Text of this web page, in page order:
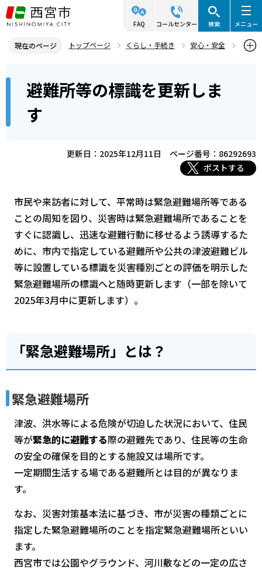
こ
の
ジ
頭
FAQ コールセンター 検索 メニュー
現在のページ トップページ くらし・手続き
安心・安全
緊急避難場所・避難所について
避難所等の標識を更新します
避難所等の標識を更新しま
す
更新日：2025年12月11日
ページ番号：86292693
ポストする
市民や来訪者に対して、平常時は緊急避難場所等である
ことの周知を図り、災害時は緊急避難場所であることを
すぐに認識し、迅速な避難行動に移せるよう誘導するた
めに、市内で指定している避難所や公共の津波避難ビル
等に設置している標識を災害種別ごとの評価を明示した
緊急避難場所の標識へと随時更新します（一部を除いて
2025年3月中に更新します）。
「緊急避難場所」とは？
緊急避難場所
津波、洪水等による危険が切迫した状況において、住民
等が緊急的に避難する際の避難先であり、住民等の生命
の安全の確保を目的とする施設又は場所です。
一定期間生活する場である避難所とは目的が異なりま
す。
なお、災害対策基本法に基づき、市が災害の種類ごとに
指定した緊急避難場所のことを指定緊急避難場所といい
ます。
西宮市では公園やグラウンド、河川敷などの一定の広さ